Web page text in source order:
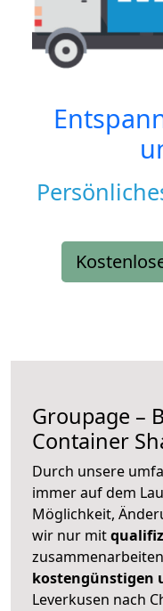
Groupage –
Container
Durch unsere
immer auf dem
Möglichkeit,
wir nur mit
kostengünstigen
Leverkusen nach